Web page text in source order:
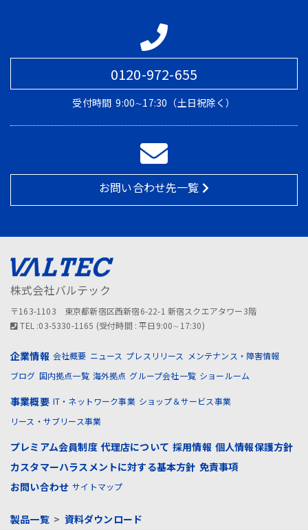
0120-972-655
受付時間 9:00∼17:30（土日祝除く）
お問い合わせ先一覧
株式会社バルテック
〒163-1103 東京都新宿区西新宿6-22-1 新宿スクエアタワー3階
TEL :03-5330-1165 (受付時間 : 平日9:00∼17:30)
企業情報 会社概要 ニュース プレスリリース
メンテナンス・障害情報
ブログ 国内拠点一覧 海外拠点 グループ会社一覧 ショールーム
事業概要 IT・ネットワーク事業 ショップ＆サービス事業
リース・サブリース事業
プレミアム会員制度 代理店について 採用情報 個人情報保護方針
カスタマーハラスメントに対する基本方針 免責事項
お問い合わせ サイトマップ
製品一覧> 資料ダウンロード